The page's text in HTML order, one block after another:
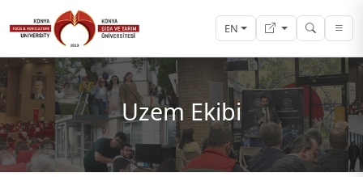
EN
Uzem Ekibi